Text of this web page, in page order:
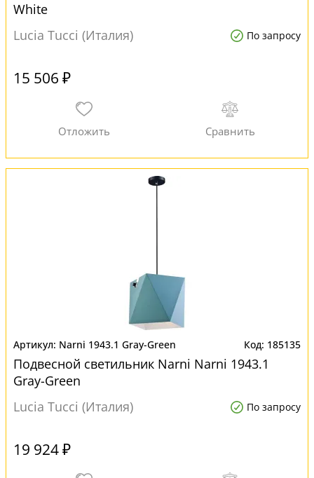
White
Lucia Tucci (Италия)
По запросу
15 506 ₽
Narni 1943.1 Gray-Green 185135
Подвесной светильник Narni Narni 1943.1
Gray-Green
Lucia Tucci (Италия)
По запросу
19 924 ₽